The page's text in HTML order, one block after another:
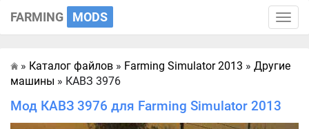
Toggle
FARMING MODS
Главная
» Каталог файлов » Farming Simulator 2013 » Другие
машины » КАВЗ 3976
Мод КАВЗ 3976 для Farming Simulator 2013